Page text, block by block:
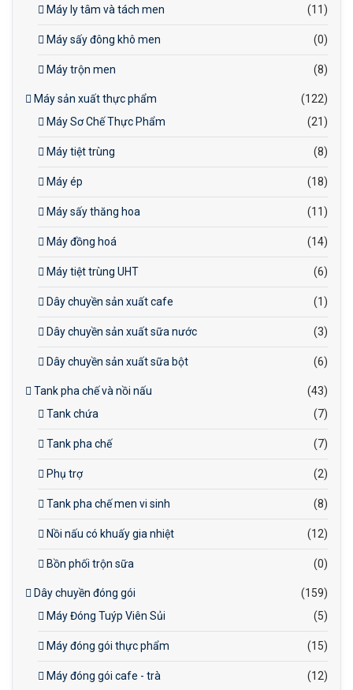
Máy ly tâm và tách men (11)
Máy sấy đông khô men (0)
Máy trộn men (8)
Máy sản xuất thực phẩm
(122)
Máy Sơ Chế Thực Phẩm
(21)
Máy tiệt trùng (8)
Máy ép (18)
Máy sấy thăng hoa (11)
Máy đồng hoá (14)
Máy tiệt trùng UHT (6)
Dây chuyền sản xuất cafe (1)
Dây chuyền sản xuất sữa nước (3)
Dây chuyền sản xuất sữa bột (6)
Tank pha chế và nồi nấu
(43)
Tank chứa
(7)
Tank pha chế (7)
Phụ trợ (2)
Tank pha chế men vi sinh (8)
Nồi nấu có khuấy gia nhiệt (12)
Bồn phối trộn sữa (0)
Dây chuyền đóng gói
(159)
Máy Đóng Tuýp Viên Sủi
(5)
Máy đóng gói thực phẩm (15)
Máy đóng gói cafe - trà (12)